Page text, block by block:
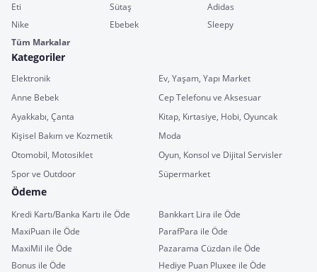
Eti
Sütaş
Adidas
Nike
Ebebek
Sleepy
Tüm Markalar
Kategoriler
Elektronik
Ev, Yaşam, Yapı Market
Anne Bebek
Cep Telefonu ve Aksesuar
Ayakkabı, Çanta
Kitap, Kırtasiye, Hobi, Oyuncak
Kişisel Bakım ve Kozmetik
Moda
Otomobil, Motosiklet
Oyun, Konsol ve Dijital Servisler
Spor ve Outdoor
Süpermarket
Ödeme
Kredi Kartı/Banka Kartı ile Öde
Bankkart Lira ile Öde
MaxiPuan ile Öde
ParafPara ile Öde
MaxiMil ile Öde
Pazarama Cüzdan ile Öde
Bonus ile Öde
Hediye Puan Pluxee ile Öde